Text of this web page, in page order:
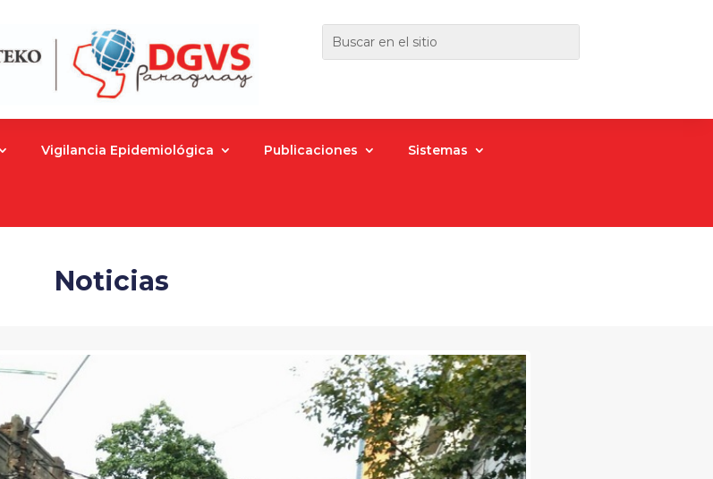
Vigilancia Epidemiológica Publicaciones Sistemas
Noticias